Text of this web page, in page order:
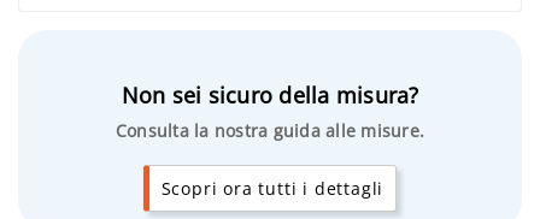
Non sei sicuro della misura?
Consulta la nostra guida alle misure.
Scopri ora tutti i dettagli